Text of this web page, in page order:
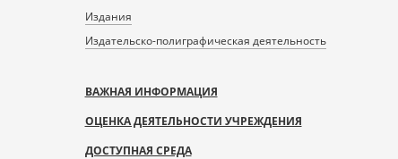
Издания
Издательско-полиграфическая деятельность
ВАЖНАЯ ИНФОРМАЦИЯ
ОЦЕНКА ДЕЯТЕЛЬНОСТИ УЧРЕЖДЕНИЯ
ДОСТУПНАЯ СРЕДА